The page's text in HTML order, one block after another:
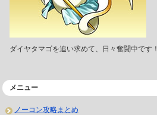
ダイヤタマゴを追い求めて、日々奮闘中です！
メニュー
ノーコン攻略まとめ